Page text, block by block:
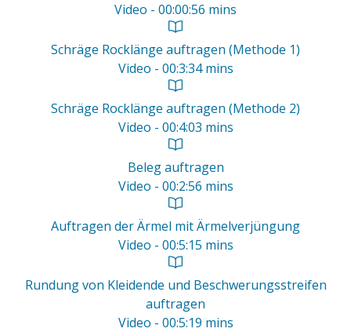
Video - 00:00:56 mins
Schräge Rocklänge auftragen (Methode 1)
Video - 00:3:34 mins
Schräge Rocklänge auftragen (Methode 2)
Video - 00:4:03 mins
Beleg auftragen
Video - 00:2:56 mins
Auftragen der Ärmel mit Ärmelverjüngung
Video - 00:5:15 mins
Rundung von Kleidende und Beschwerungsstreifen
auftragen
Video - 00:5:19 mins